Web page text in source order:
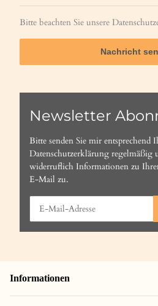
Bitte beachten Sie unsere
Nachricht
Newsletter
Bitte senden Sie mir entsprechend
Datenschutzerklärung regelmäßig
widerruflich Informationen zu
E-Mail zu.
Informationen